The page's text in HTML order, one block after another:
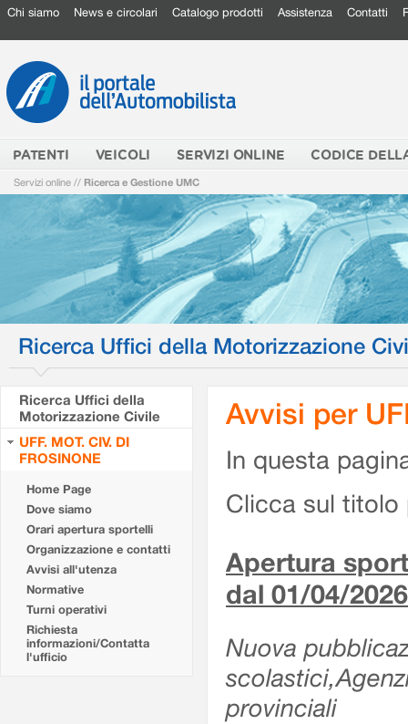
Chi siamo News e circolari Catalogo prodotti Assistenza Contatti
PATENTI VEICOLI SERVIZI ONLINE CODICE
Servizi online // Ricerca e Gestione UMC
Ricerca Uffici della Motorizzazione
Ricerca Uffici della
Motorizzazione Civile
UFF. MOT. CIV. DI
FROSINONE
Home Page
Dove siamo
Orari apertura sportelli
Organizzazione e contatti
Avvisi all'utenza
Normative
Turni operativi
Richiesta
informazioni/Contatta
l'ufficio
Avvisi per
In questa
Clicca sul titolo
Apertura
dal 01/04/2026
Nuova
provinciali